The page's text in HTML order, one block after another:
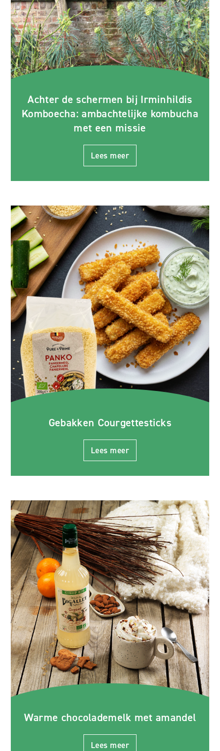
Achter de schermen bij Irminhildis
Komboecha: ambachtelijke kombucha
met een missie
Lees meer
Gebakken Courgettesticks
Lees meer
Warme chocolademelk met amandel
Lees meer